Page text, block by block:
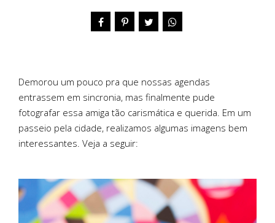
Demorou um pouco pra que nossas agendas
entrassem em sincronia, mas finalmente pude
fotografar essa amiga tão carismática e querida. Em um
passeio pela cidade, realizamos algumas imagens bem
interessantes. Veja a seguir: